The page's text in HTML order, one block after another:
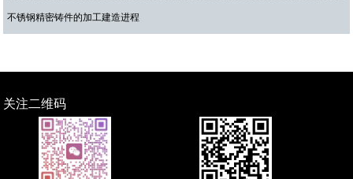
不锈钢精密铸件的加工建造进程
关注二维码